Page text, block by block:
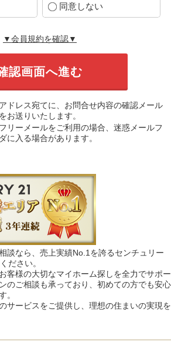
同意しない
▼会員規約を確認▼
ドレス宛てに、お問合せ内容の確認メール
をお送りいたします。
リーメールをご利用の場合、迷惑メールフ
に入る場合があります。
談なら、売上実績No.1を誇るセンチュリー
ださい。
客様の大切なマイホーム探しを全力でサポー
のご相談も承っており、初めての方でも安心
。
サービスをご提供し、理想の住まいの実現を